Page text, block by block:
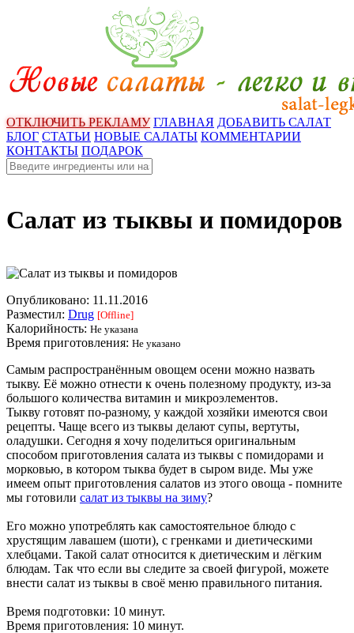
ОТКЛЮЧИТЬ РЕКЛАМУ ГЛАВНАЯ ДОБАВИТЬ САЛАТ
БЛОГ СТАТЬИ НОВЫЕ САЛАТЫ КОММЕНТАРИИ
КОНТАКТЫ ПОДАРОК
Салат из тыквы и помидоров
Опубликовано: 11.11.2016
Разместил: Drug [Offline]
Калорийность: Не указана
Время приготовления: Не указано
Самым распространённым овощем осени можно назвать
тыкву. Её можно отнести к очень полезному продукту, из-за
большого количества витамин и микроэлементов.
Тыкву готовят по-разному, у каждой хозяйки имеются свои
рецепты. Чаще всего из тыквы делают супы, вертуты,
оладушки. Сегодня я хочу поделиться оригинальным
способом приготовления салата из тыквы с помидорами и
морковью, в котором тыква будет в сыром виде. Мы уже
имеем опыт приготовления салатов из этого овоща - помните
мы готовили салат из тыквы на зиму?
Его можно употреблять как самостоятельное блюдо с
хрустящим лавашем (шоти), с гренками и диетическими
хлебцами. Такой салат относится к диетическим и лёгким
блюдам. Так что если вы следите за своей фигурой, можете
внести салат из тыквы в своё меню правильного питания.
Время подготовки: 10 минут.
Время приготовления: 10 минут.